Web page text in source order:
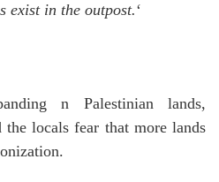
exist in the outpost.‘
n Palestinian lands,
locals fear that more lands